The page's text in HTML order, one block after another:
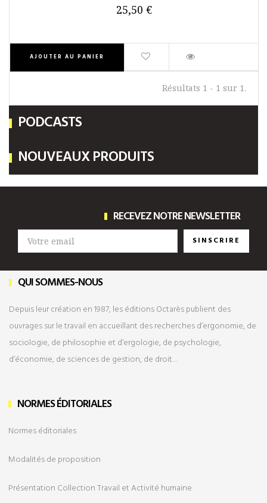
AJOUTER AU PANIER
25,50 €
Résultats 1 - 1 sur 1.
PODCASTS
NOUVEAUX PRODUITS
RECEVEZ NOTRE NEWSLETTER
SINSCRIRE
QUI SOMMES-NOUS
Depuis leur création en 1987, les éditions Octarès publient des
ouvrages sur le travail en accueillant des recherches d’ergonomie, de
sociologie, de philosophie et d’ergologie, de psychologie,
d’économie, de sciences de gestion, de droit…
NORMES ÉDITORIALES
Normes éditoriales
Modalités de proposition
Présentation Collection Travail et Activité humaine